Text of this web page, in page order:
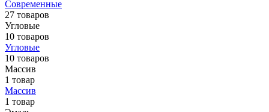
Современные
27 товаров
Угловые
10 товаров
Угловые
10 товаров
Массив
1 товар
Массив
1 товар